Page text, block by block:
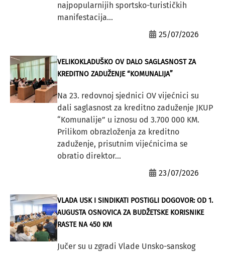
najpopularnijih sportsko-turističkih
manifestacija...
25/07/2026
VELIKOKLADUŠKO OV DALO SAGLASNOST ZA
KREDITNO ZADUŽENJE “KOMUNALIJA”
Na 23. redovnoj sjednici OV vijećnici su
dali saglasnost za kreditno zaduženje JKUP
“Komunalije” u iznosu od 3.700 000 KM.
Prilikom obrazloženja za kreditno
zaduženje, prisutnim vijećnicima se
obratio direktor...
23/07/2026
VLADA USK I SINDIKATI POSTIGLI DOGOVOR: OD 1.
AUGUSTA OSNOVICA ZA BUDŽETSKE KORISNIKE
RASTE NA 450 KM
Jučer su u zgradi Vlade Unsko-sanskog